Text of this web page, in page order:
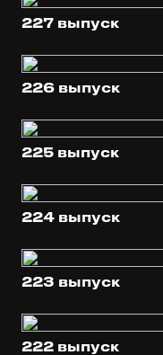
227 выпуск
226 выпуск
225 выпуск
224 выпуск
223 выпуск
222 выпуск